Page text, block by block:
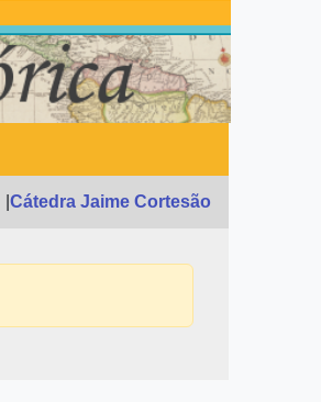
Cátedra Jaime Cortesão